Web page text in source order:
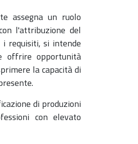
assegna un ruolo
l'attribuzione del
requisiti, si intende
offrire opportunità
la capacità di
di produzioni
con elevato